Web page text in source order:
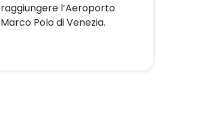
raggiungere l’Aeroporto
Marco Polo di Venezia.